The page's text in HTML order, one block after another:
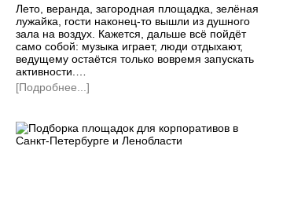
Лето, веранда, загородная площадка, зелёная
лужайка, гости наконец-то вышли из душного
зала на воздух. Кажется, дальше всё пойдёт
само собой: музыка играет, люди отдыхают,
ведущему остаётся только вовремя запускать
активности.…
[Подробнее...]